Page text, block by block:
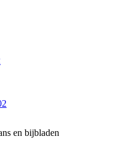
en bijbladen